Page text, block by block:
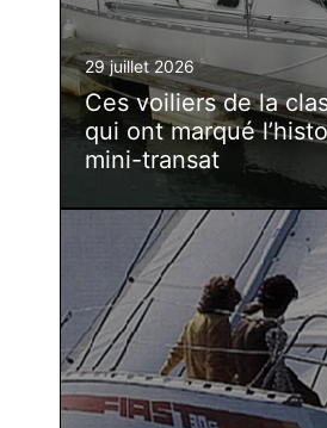
29 juillet 2026
Ces voiliers de la
qui ont marqué
mini-transat